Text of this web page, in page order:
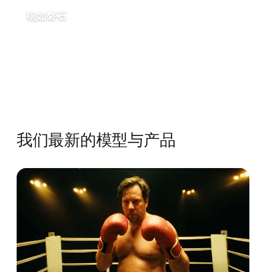
稳如磐石
我们最新的模型与产品